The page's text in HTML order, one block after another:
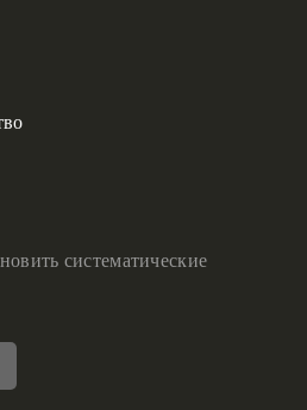
систематические